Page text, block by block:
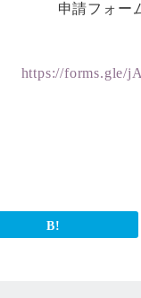
申請フォー
https://forms.gle/